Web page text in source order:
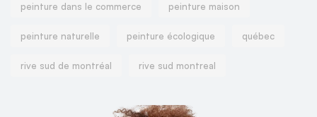
peinture dans le commerce peinture maison
peinture naturelle peinture écologique québec
rive sud de montréal rive sud montreal